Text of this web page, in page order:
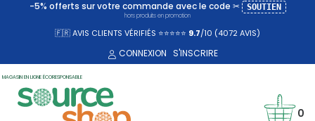
-5% offerts sur votre commande avec le code ✂ SOUTIEN
hors produits en promotion
🇫🇷 AVIS CLIENTS VÉRIFIÉS ⭐⭐⭐⭐⭐ 9.7/10 (4072AVIS)
CONNEXION S'INSCRIRE
MAGASIN EN LIGNE ÉCORESPONSABLE
0